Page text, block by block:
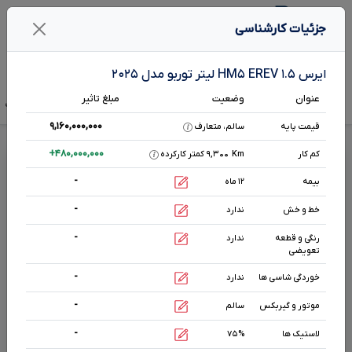
تخمین قیمت قیمت صفر تحلیل بازار هم رده‌ها‌ مشخصات
قیمت ایرس HM5
EREV
1.5لیتر توربو
مشخصات بیشتر
۱۴۹۸cc
جزئیات کارشناسی
ایرس HM۵ EREV ۱.۵ لیتر توربو مدل ۲۰۲۵
عنوان وضعیت مبلغ تاثیر
قیمت پایه سالم، متعارف ۹,۱۶۰,۰۰۰,۰۰۰
کم کار Km ۹,۳۰۰ کمتر کارکرده ۴۸۰,۰۰۰,۰۰۰+
بیمه ۱۲ ماه -
خط و خش ندارد -
رنگی و قطعه
تعویضی
ندارد -
خوردگی شاسی ها ندارد -
موتور و گیربکس سالم -
لاستیک ها ۷۵% -